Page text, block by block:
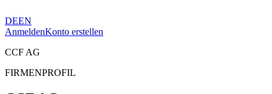
DEEN
AnmeldenKonto erstellen
CCF AG
FIRMENPROFIL